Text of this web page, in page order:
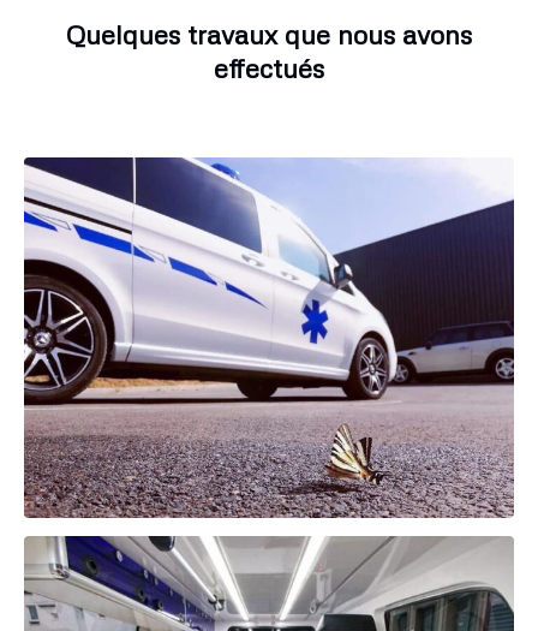
Quelques travaux que nous avons
effectués